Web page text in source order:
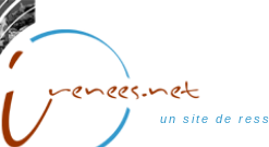
un site de